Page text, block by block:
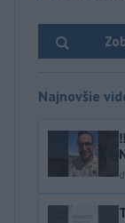
Najnovšie